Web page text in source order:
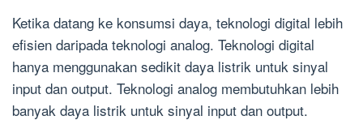
Ketika datang ke konsumsi daya, teknologi digital lebih
efisien daripada teknologi analog. Teknologi digital
hanya menggunakan sedikit daya listrik untuk sinyal
input dan output. Teknologi analog membutuhkan lebih
banyak daya listrik untuk sinyal input dan output.